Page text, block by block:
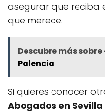
asegurar que reciba
que merece.
Descubre más sobre
Palencia
Si quieres conocer
Abogados en Sevilla